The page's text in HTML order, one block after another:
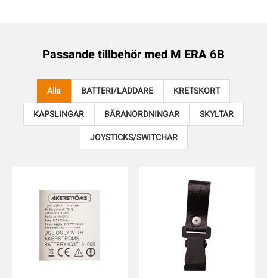
Passande tillbehör med M ERA 6B
Alla BATTERI/LADDARE
KRETSKORT
KAPSLINGAR
BÄRANORDNINGAR
SKYLTAR
JOYSTICKS/SWITCHAR